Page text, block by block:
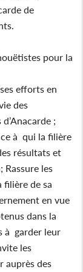
de
pour la
efforts en
des
;
à qui la filière
résultats et
les
filière de sa
en vue
dans la
à garder leur
les
auprès des